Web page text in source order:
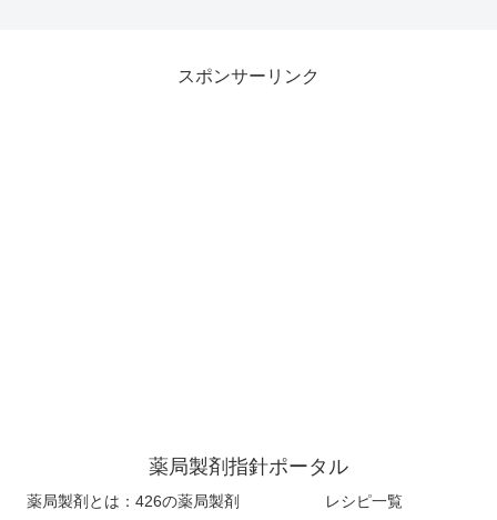
スポンサーリンク
薬局製剤指針ポータル
薬局製剤とは：426の薬局製剤 レシピ一覧